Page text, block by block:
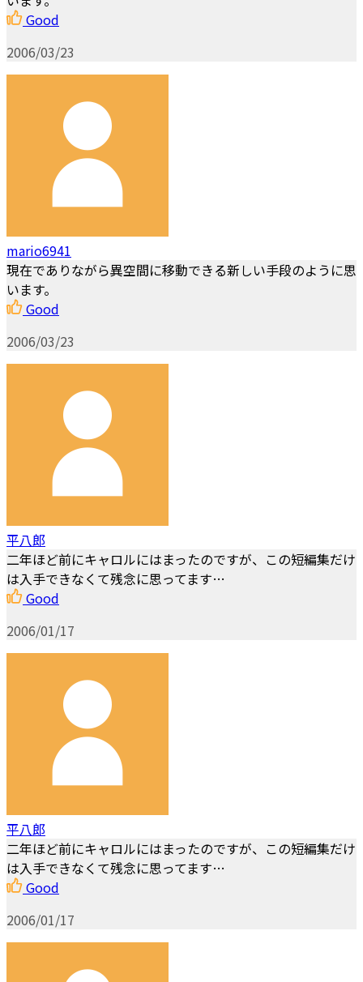
Good
2006/03/23
mario6941
現在でありながら異空間に移動できる新しい手段のように思
います。
Good
2006/03/23
平八郎
二年ほど前にキャロルにはまったのですが、この短編集だけ
は入手できなくて残念に思ってます…
Good
2006/01/17
平八郎
二年ほど前にキャロルにはまったのですが、この短編集だけ
は入手できなくて残念に思ってます…
Good
2006/01/17